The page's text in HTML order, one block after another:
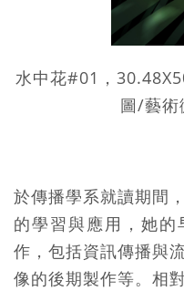
水中花#01，
圖/藝術
於傳播學系就讀期間
的學習與應用，她
作，包括資訊傳播與
像的後期製作等。相